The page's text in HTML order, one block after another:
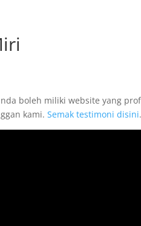
boleh miliki website yang
kami.Semak testimoni disini.